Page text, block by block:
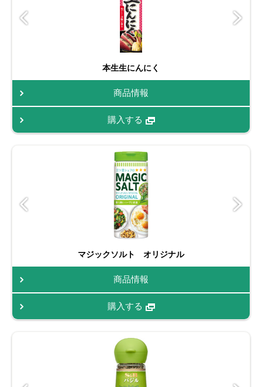
本生生にんにく
商品情報
購入する
マジックソルト オリジナル
商品情報
購入する